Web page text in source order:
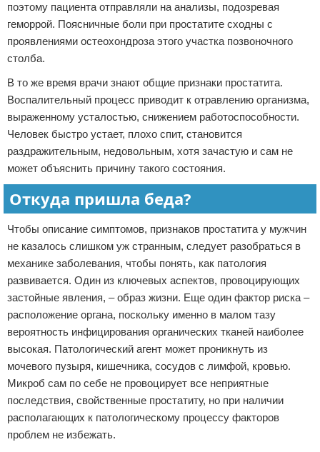
поэтому пациента отправляли на анализы, подозревая
геморрой. Поясничные боли при простатите сходны с
проявлениями остеохондроза этого участка позвоночного
столба.
В то же время врачи знают общие признаки простатита.
Воспалительный процесс приводит к отравлению организма,
выраженному усталостью, снижением работоспособности.
Человек быстро устает, плохо спит, становится
раздражительным, недовольным, хотя зачастую и сам не
может объяснить причину такого состояния.
Откуда пришла беда?
Чтобы описание симптомов, признаков простатита у мужчин
не казалось слишком уж странным, следует разобраться в
механике заболевания, чтобы понять, как патология
развивается. Один из ключевых аспектов, провоцирующих
застойные явления, – образ жизни. Еще один фактор риска –
расположение органа, поскольку именно в малом тазу
вероятность инфицирования органических тканей наиболее
высокая. Патологический агент может проникнуть из
мочевого пузыря, кишечника, сосудов с лимфой, кровью.
Микроб сам по себе не провоцирует все неприятные
последствия, свойственные простатиту, но при наличии
располагающих к патологическому процессу факторов
проблем не избежать.